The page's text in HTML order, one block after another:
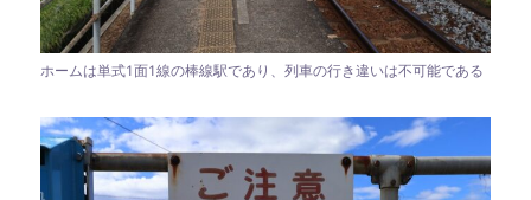
ホームは単式1面1線の棒線駅であり、列車の行き違いは不可能である